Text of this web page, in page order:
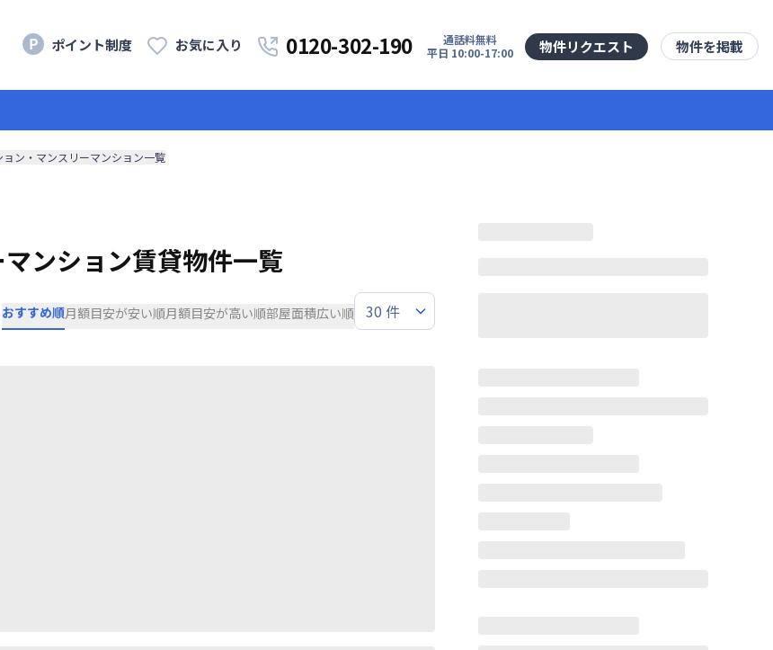
ポイント制度 お気に入り 0120-302-190
通話料無料
平日 10:00-17:00
物件リクエスト 物件を掲載
ン・マンスリーマンション一覧
ンション賃貸物件一覧
おすすめ順月額目安が安い順月額目安が高い順部屋面積広い順